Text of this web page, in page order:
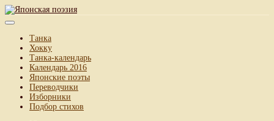
Танка
Хокку
Танка-календарь
Календарь 2016
Японские поэты
Переводчики
Изборники
Подбор стихов